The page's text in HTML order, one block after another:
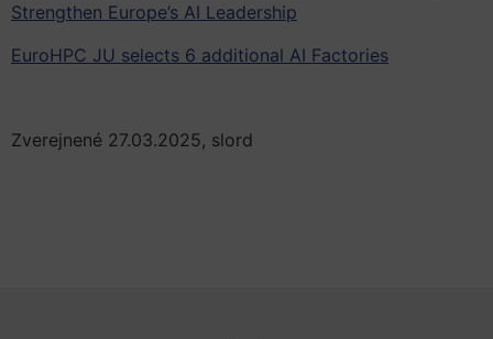
Strengthen Europe’s AI Leadership
EuroHPC JU selects 6 additional AI Factories
Zverejnené 27.03.2025, slord